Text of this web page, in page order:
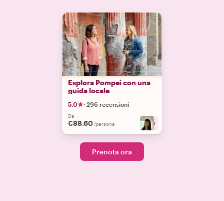
Esplora Pompei con una
guida locale
5.0 · 296 recensioni
Da
€88.60 /persona +9
Prenota ora